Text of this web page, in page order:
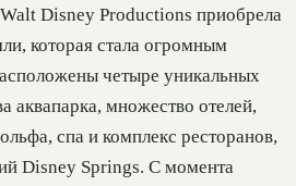
Disney Productions приобрела
которая стала огромным
четыре уникальных
аквапарка, множество отелей,
спа и комплекс ресторанов,
Disney Springs. С момента